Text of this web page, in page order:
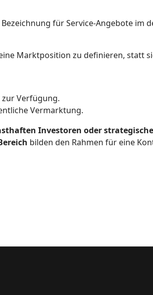
für Service-Angebote im
Marktposition zu definieren, statt
Verfügung.
Vermarktung.
Investoren oder
bilden den Rahmen für eine